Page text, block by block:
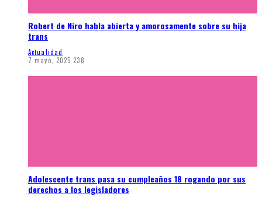
Robert de Niro habla abierta y amorosamente sobre su hija
trans
Actualidad
7 mayo, 2025 238
Adolescente trans pasa su cumpleaños 18 rogando por sus
derechos a los legisladores